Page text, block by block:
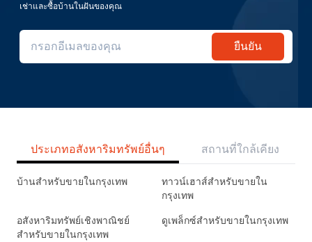
เช่าและซื้อบ้านในฝันของคุณ
ยืนยัน
ประเภทอสังหาริมทรัพย์อื่นๆ สถานที่ใกล้เคียง
บ้านสำหรับขายในกรุงเทพ
ทาวน์เฮาส์สำหรับขายใน
กรุงเทพ
อสังหาริมทรัพย์เชิงพาณิชย์
สำหรับขายในกรุงเทพ
ดูเพล็กซ์สำหรับขายในกรุงเทพ